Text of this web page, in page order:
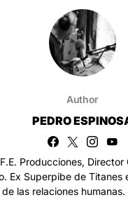
Author
PEDRO
Producciones, Director
Ex Superpibe de Titanes
las relaciones